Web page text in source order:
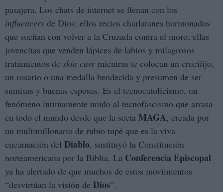
pasajera. Los chats de internet se llenan con los
influencers de Dios: ellos recios charlatanes hormonados
que sueñan con volver a la Cruzada contra el moro; ellas
jovencitas que venden lápices de labios y milagrosos
tratamientos de skin care mientras te colocan un crucifijo,
un rosario o una medalla bendecida y presumen de ser
sumisas y buenas esposas. Es el tecnocatolicismo, un
fenómeno íntimamente unido al tecnofascismo que arrasa
en todo el mundo desde que la secta MAGA, creada por
un multimillonario de rubio tupé que es la viva
encarnación del Diablo, sustituyó la Constitución
norteamericana por la Biblia. La Conferencia Episcopal
ya ha alertado de que muchos de estos movimientos
“desvirtúan la visión de Dios”.